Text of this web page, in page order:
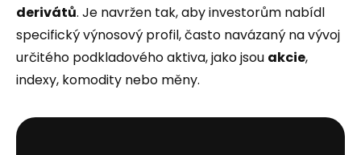
derivátů. Je navržen tak, aby investorům nabídl
specifický výnosový profil, často navázaný na vývoj
určitého podkladového aktiva, jako jsou akcie,
indexy, komodity nebo měny.